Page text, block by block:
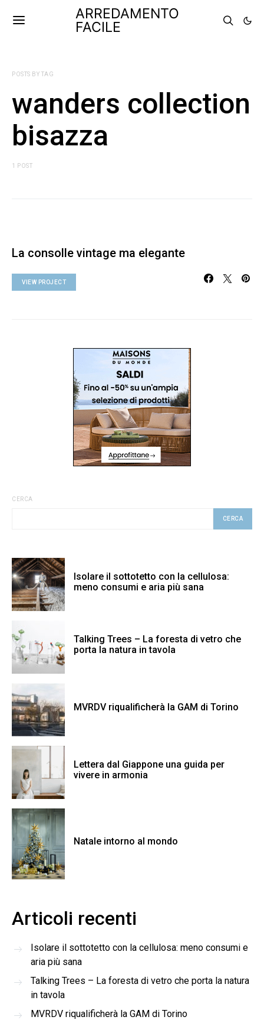
ARREDAMENTO
FACILE
POSTS BY TAG
wanders collection
bisazza
1 POST
La consolle vintage ma elegante
VIEW PROJECT
CERCA
CERCA
Isolare il sottotetto con la cellulosa:
meno consumi e aria più sana
Talking Trees – La foresta di vetro che
porta la natura in tavola
MVRDV riqualificherà la GAM di Torino
Lettera dal Giappone una guida per
vivere in armonia
Natale intorno al mondo
Articoli recenti
Isolare il sottotetto con la cellulosa: meno consumi e
aria più sana
Talking Trees – La foresta di vetro che porta la natura
in tavola
MVRDV riqualificherà la GAM di Torino